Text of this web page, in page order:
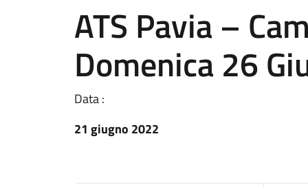
ATS Pavia –
Domenica 26
Data :
21 giugno 2022